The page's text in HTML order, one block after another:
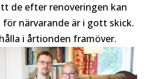
de efter renoveringen kan
närvarande är i gott skick.
i årtionden framöver.